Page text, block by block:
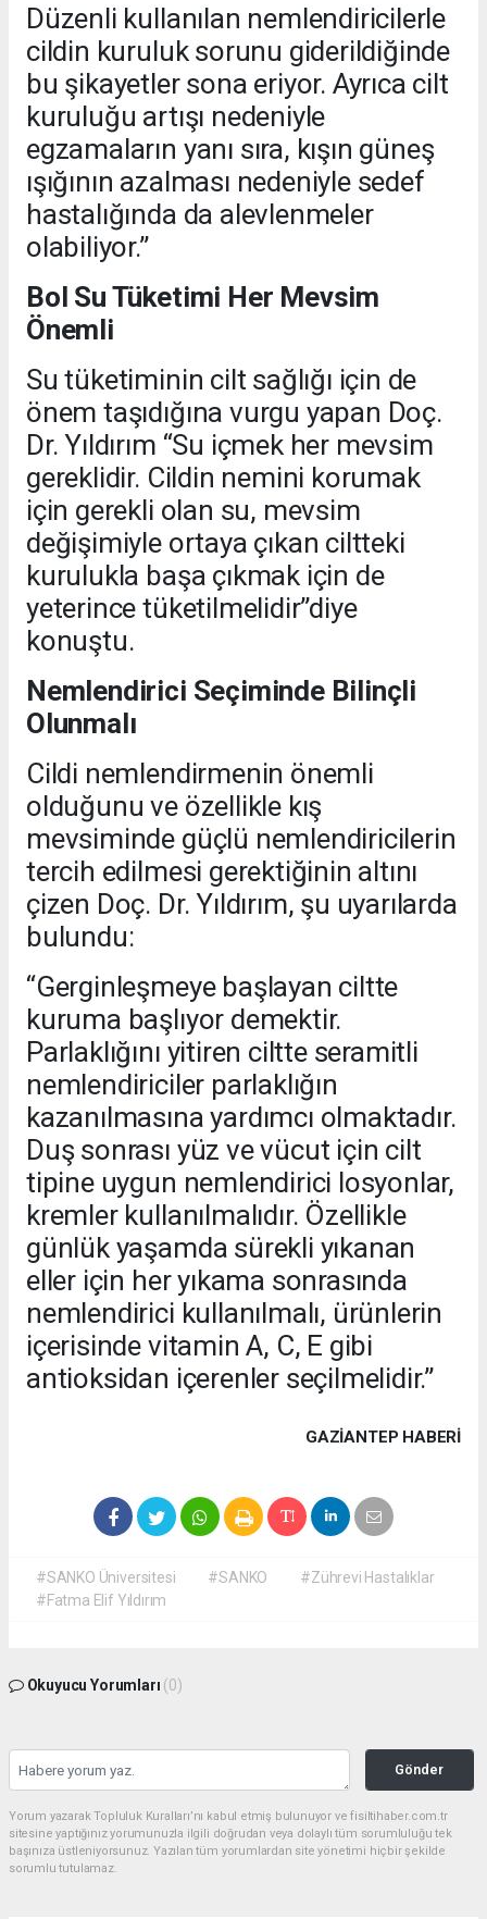
Düzenli kullanılan nemlendiricilerle
cildin kuruluk sorunu giderildiğinde
bu şikayetler sona eriyor. Ayrıca cilt
kuruluğu artışı nedeniyle
egzamaların yanı sıra, kışın güneş
ışığının azalması nedeniyle sedef
hastalığında da alevlenmeler
olabiliyor.”
Bol Su Tüketimi Her Mevsim
Önemli
Su tüketiminin cilt sağlığı için de
önem taşıdığına vurgu yapan Doç.
Dr. Yıldırım “Su içmek her mevsim
gereklidir. Cildin nemini korumak
için gerekli olan su, mevsim
değişimiyle ortaya çıkan ciltteki
kurulukla başa çıkmak için de
yeterince tüketilmelidir”diye
konuştu.
Nemlendirici Seçiminde Bilinçli
Olunmalı
Cildi nemlendirmenin önemli
olduğunu ve özellikle kış
mevsiminde güçlü nemlendiricilerin
tercih edilmesi gerektiğinin altını
çizen Doç. Dr. Yıldırım, şu uyarılarda
bulundu:
“Gerginleşmeye başlayan ciltte
kuruma başlıyor demektir.
Parlaklığını yitiren ciltte seramitli
nemlendiriciler parlaklığın
kazanılmasına yardımcı olmaktadır.
Duş sonrası yüz ve vücut için cilt
tipine uygun nemlendirici losyonlar,
kremler kullanılmalıdır. Özellikle
günlük yaşamda sürekli yıkanan
eller için her yıkama sonrasında
nemlendirici kullanılmalı, ürünlerin
içerisinde vitamin A, C, E gibi
antioksidan içerenler seçilmelidir.”
GAZIANTEP HABERİ
#SANKO Üniversitesi #SANKO
#Zührevi Hastalıklar
#Fatma Elif Yıldırım
Okuyucu Yorumları (0)
Gönder
Yorum yazarak Topluluk Kuralları’nı kabul etmiş bulunuyor ve fisiltihaber.com.tr
sitesine yaptığınız yorumunuzla ilgili doğrudan veya dolaylı tüm sorumluluğu tek
başınıza üstleniyorsunuz. Yazılan tüm yorumlardan site yönetimi hiçbir şekilde
sorumlu tutulamaz.